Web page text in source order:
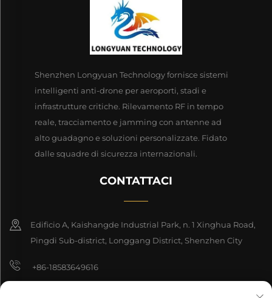
Shenzhen Longyuan Technology fornisce sistemi
intelligenti anti-drone per aeroporti, stadi e
infrastrutture critiche. Rilevamento RF in tempo
reale, tracciamento e jamming con antenne ad
alto guadagno e soluzioni personalizzate. Fidato
dalle squadre di sicurezza internazionali.
CONTATTACI
Edificio A, Kaishangde Industrial Park, n. 1 Xinghua Road,
Pingdi Sub-district, Longgang District, Shenzhen City
+86-18583649616